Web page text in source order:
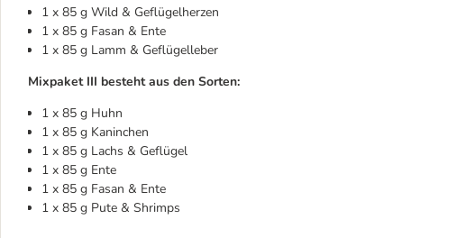
1 x 85 g Wild & Geflügelherzen
1 x 85 g Fasan & Ente
1 x 85 g Lamm & Geflügelleber
Mixpaket III besteht aus den Sorten:
1 x 85 g Huhn
1 x 85 g Kaninchen
1 x 85 g Lachs & Geflügel
1 x 85 g Ente
1 x 85 g Fasan & Ente
1 x 85 g Pute & Shrimps